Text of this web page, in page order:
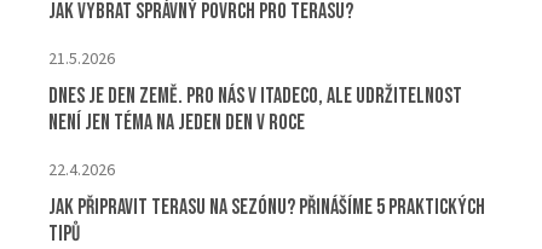
Jak vybrat správný povrch pro terasu?
21.5.2026
Dnes je Den Země. Pro nás v ITADECO, ale udržitelnost
není jen téma na jeden den v roce
22.4.2026
Jak připravit terasu na sezónu? Přinášíme 5 praktických
tipů